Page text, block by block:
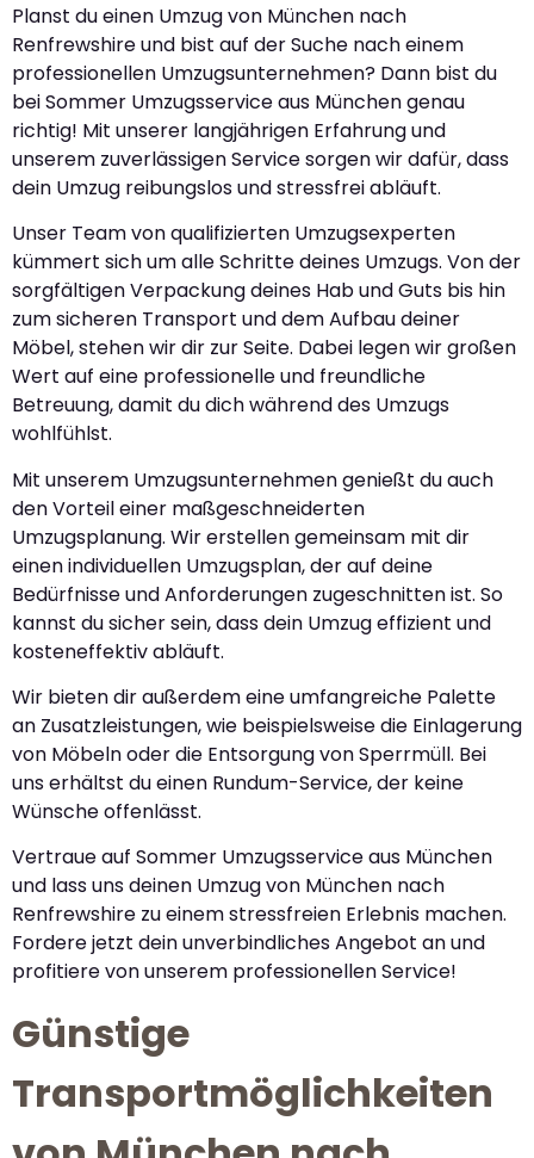
Planst du einen Umzug von München nach
Renfrewshire und bist auf der Suche nach einem
professionellen Umzugsunternehmen? Dann bist du
bei Sommer Umzugsservice aus München genau
richtig! Mit unserer langjährigen Erfahrung und
unserem zuverlässigen Service sorgen wir dafür, dass
dein Umzug reibungslos und stressfrei abläuft.
Unser Team von qualifizierten Umzugsexperten
kümmert sich um alle Schritte deines Umzugs. Von der
sorgfältigen Verpackung deines Hab und Guts bis hin
zum sicheren Transport und dem Aufbau deiner
Möbel, stehen wir dir zur Seite. Dabei legen wir großen
Wert auf eine professionelle und freundliche
Betreuung, damit du dich während des Umzugs
wohlfühlst.
Mit unserem Umzugsunternehmen genießt du auch
den Vorteil einer maßgeschneiderten
Umzugsplanung. Wir erstellen gemeinsam mit dir
einen individuellen Umzugsplan, der auf deine
Bedürfnisse und Anforderungen zugeschnitten ist. So
kannst du sicher sein, dass dein Umzug effizient und
kosteneffektiv abläuft.
Wir bieten dir außerdem eine umfangreiche Palette
an Zusatzleistungen, wie beispielsweise die Einlagerung
von Möbeln oder die Entsorgung von Sperrmüll. Bei
uns erhältst du einen Rundum-Service, der keine
Wünsche offenlässt.
Vertraue auf Sommer Umzugsservice aus München
und lass uns deinen Umzug von München nach
Renfrewshire zu einem stressfreien Erlebnis machen.
Fordere jetzt dein unverbindliches Angebot an und
profitiere von unserem professionellen Service!
Günstige
Transportmöglichkeiten